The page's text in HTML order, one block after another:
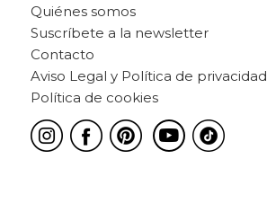
Quiénes somos
Suscríbete a la newsletter
Contacto
Aviso Legal y Política de privacidad
Política de cookies